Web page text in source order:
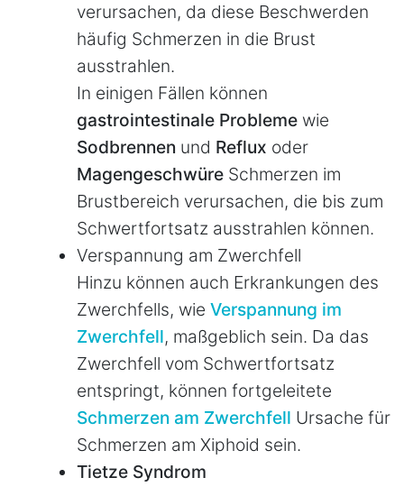
verursachen, da diese Beschwerden
häufig Schmerzen in die Brust
ausstrahlen.
In einigen Fällen können
gastrointestinale Probleme wie
Sodbrennen und Reflux oder
Magengeschwüre Schmerzen im
Brustbereich verursachen, die bis zum
Schwertfortsatz ausstrahlen können.
Verspannung am Zwerchfell
Hinzu können auch Erkrankungen des
Zwerchfells, wie Verspannung im
Zwerchfell, maßgeblich sein. Da das
Zwerchfell vom Schwertfortsatz
entspringt, können fortgeleitete
Schmerzen am Zwerchfell Ursache für
Schmerzen am Xiphoid sein.
Tietze Syndrom